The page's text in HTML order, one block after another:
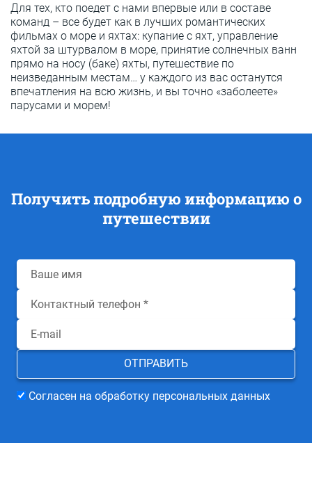
Для тех, кто поедет с нами впервые или в составе
команд – все будет как в лучших романтических
фильмах о море и яхтах: купание с яхт, управление
яхтой за штурвалом в море, принятие солнечных ванн
прямо на носу (баке) яхты, путешествие по
неизведанным местам… у каждого из вас останутся
впечатления на всю жизнь, и вы точно «заболеете»
парусами и морем!
Получить подробную информацию о
путешествии
Согласен на обработку персональных данных